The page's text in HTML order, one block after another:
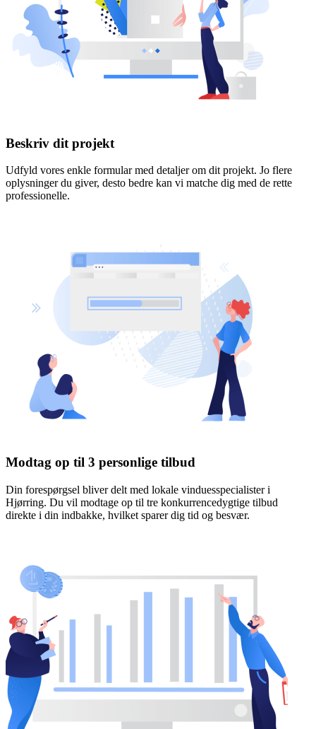
Beskriv dit projekt
Udfyld vores enkle formular med detaljer om dit projekt. Jo flere
oplysninger du giver, desto bedre kan vi matche dig med de rette
professionelle.
Modtag op til 3 personlige tilbud
Din forespørgsel bliver delt med lokale vinduesspecialister i
Hjørring. Du vil modtage op til tre konkurrencedygtige tilbud
direkte i din indbakke, hvilket sparer dig tid og besvær.